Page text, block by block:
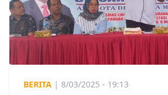
BERITA | 8/03/2025 - 19:13